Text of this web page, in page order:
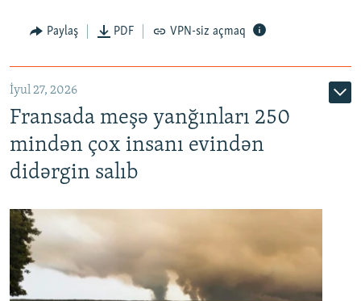
Paylaş PDF VPN-siz açmaq
İyul 27, 2026
Fransada meşə yanğınları 250
mindən çox insanı evindən
didərgin salıb